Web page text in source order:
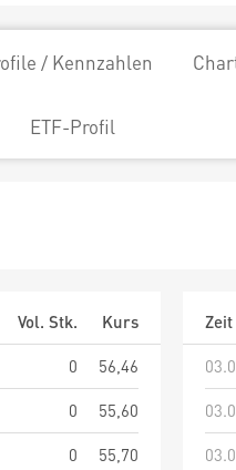
/ Kennzahlen
ETF-Profil
Vol. Stk.
Kurs
0
56,46
0
55,60
0
55,70
Zeit